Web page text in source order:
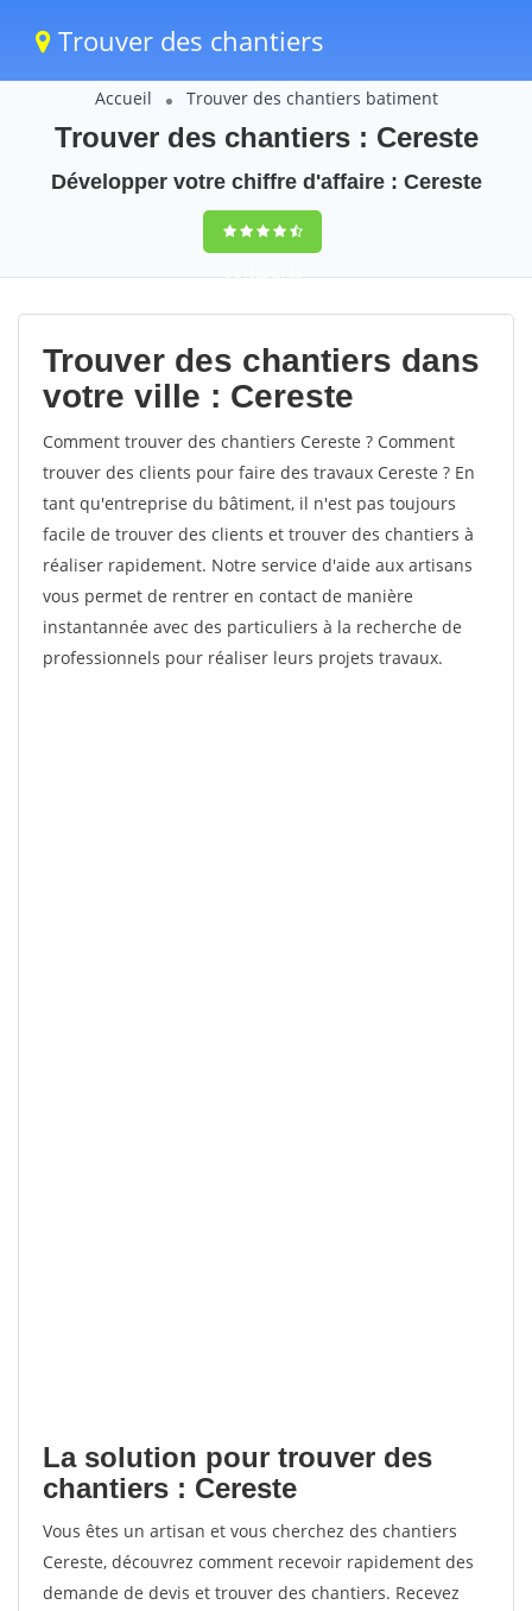
Trouver des chantiers
Accueil Trouver des chantiers batiment
Trouver des chantiers : Cereste
Développer votre chiffre d'affaire : Cereste
9,5(100%)40
votes
Trouver des chantiers dans
votre ville : Cereste
Comment trouver des chantiers Cereste ? Comment
trouver des clients pour faire des travaux Cereste ? En
tant qu'entreprise du bâtiment, il n'est pas toujours
facile de trouver des clients et trouver des chantiers à
réaliser rapidement. Notre service d'aide aux artisans
vous permet de rentrer en contact de manière
instantannée avec des particuliers à la recherche de
professionnels pour réaliser leurs projets travaux.
La solution pour trouver des
chantiers : Cereste
Vous êtes un artisan et vous cherchez des chantiers
Cereste, découvrez comment recevoir rapidement des
demande de devis et trouver des chantiers. Recevez